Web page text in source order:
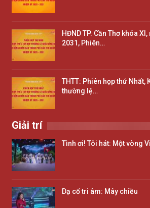
HĐND TP. Cần Thơ khóa
2031, Phiên…
THTT: Phiên họp thứ Nhất,
thường lệ…
Giải trí
Tình ơi! Tôi hát: Một vòng
Dạ cổ tri âm: Mây chiều